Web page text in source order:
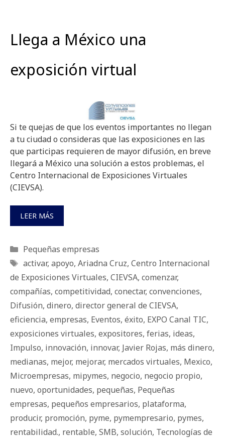
Llega a México una
exposición virtual
Si te quejas de que los eventos importantes no llegan
a tu ciudad o consideras que las exposiciones en las
que participas requieren de mayor difusión, en breve
llegará a México una solución a estos problemas, el
Centro Internacional de Exposiciones Virtuales
(CIEVSA).
LEER MÁS
Categorías
Pequeñas empresas
Etiquetas
activar, apoyo, Ariadna Cruz, Centro Internacional
de Exposiciones Virtuales, CIEVSA, comenzar,
compañías, competitividad, conectar, convenciones,
Difusión, dinero, director general de CIEVSA,
eficiencia, empresas, Eventos, éxito, EXPO Canal TIC,
exposiciones virtuales, expositores, ferias, ideas,
Impulso, innovación, innovar, Javier Rojas, más dinero,
medianas, mejor, mejorar, mercados virtuales, Mexico,
Microempresas, mipymes, negocio, negocio propio,
nuevo, oportunidades, pequeñas, Pequeñas
empresas, pequeños empresarios, plataforma,
producir, promoción, pyme, pymempresario, pymes,
rentabilidad., rentable, SMB, solución, Tecnologías de